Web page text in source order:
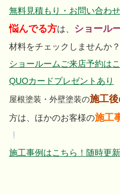
無料見積もり・お問い合わ
悩んでる方は、 ショール
材料をチェックしませんか？
ショールームご来店予約は
QUOカードプレゼントあり
屋根塗装・外壁塗装の施工
方は、ほかのお客様の施工
施工事例はこちら！随時更